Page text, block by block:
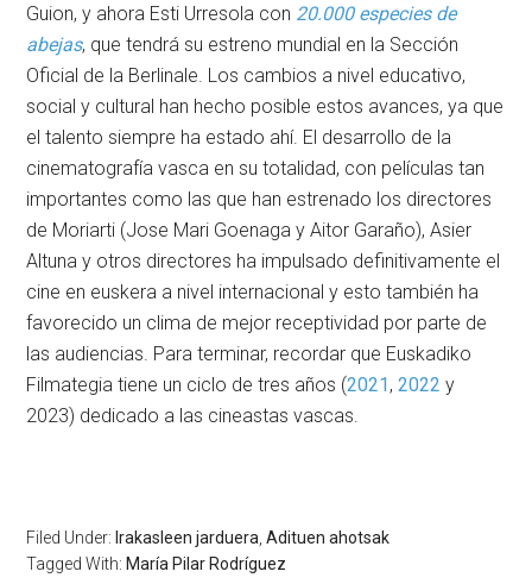
Guion, y ahora Esti Urresola con 20.000 especies de
abejas, que tendrá su estreno mundial en la Sección
Oficial de la Berlinale. Los cambios a nivel educativo,
social y cultural han hecho posible estos avances, ya que
el talento siempre ha estado ahí. El desarrollo de la
cinematografía vasca en su totalidad, con películas tan
importantes como las que han estrenado los directores
de Moriarti (Jose Mari Goenaga y Aitor Garaño), Asier
Altuna y otros directores ha impulsado definitivamente el
cine en euskera a nivel internacional y esto también ha
favorecido un clima de mejor receptividad por parte de
las audiencias. Para terminar, recordar que Euskadiko
Filmategia tiene un ciclo de tres años (2021,2022 y
2023) dedicado a las cineastas vascas.
Filed Under: Irakasleen jarduera ,Adituen ahotsak
Tagged With: María Pilar Rodríguez